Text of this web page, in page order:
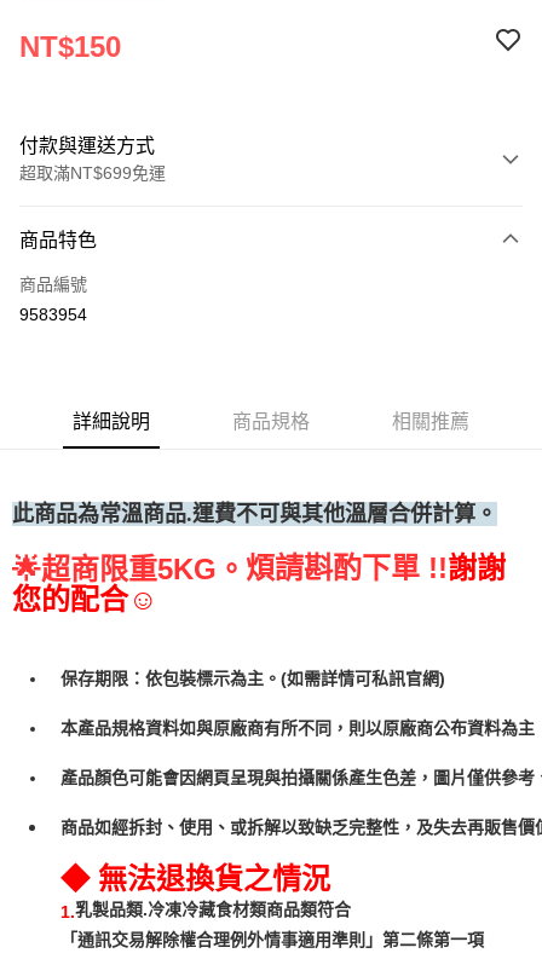
NT$150
付款與運送方式
超取滿NT$699免運
信用卡一次付款
Apple Pay
每筆NT$60，滿NT$699(含以上)免運費
每筆NT$60，滿NT$699(含以上)免運費
(請點開選項勾選)
每筆NT$250
商品特色
商品編號
9583954
詳細說明 商品規格 相關推薦
此商品為常溫商品.運費不可與其他溫層合併計算。
🌟超商限重5KG。 煩請斟酌下單 !!謝謝
您的配合☺
保存期限：依包裝標示為主。(如需詳情可私訊官網)
本產品規格資料如與原廠商有所不同，則以原廠商公布資料為主
產品顏色可能會因網頁呈現與拍攝關係產生色差，圖片僅供參
商品如經拆封、使用、或拆解以致缺乏完整性，及失去再販售
◆ 無法退換貨之情況
1.乳製品類.冷凍冷藏食材類商品類符合
「通訊交易解除權合理例外情事適用準則」第二條第一項